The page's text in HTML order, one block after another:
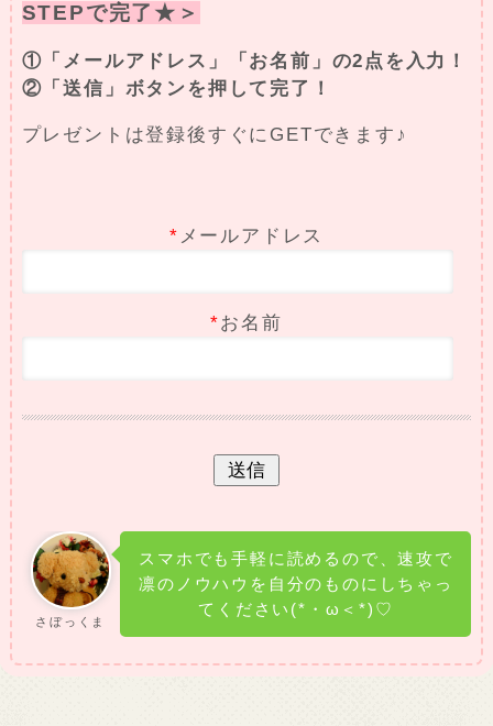
STEPで完了★＞
①「メールアドレス」「お名前」の2点を入力！
②「送信」ボタンを押して完了！
プレゼントは登録後すぐにGETできます♪
* メールアドレス
*お名前
さぼっくま
スマホでも手軽に読めるので、速攻で
凛のノウハウを自分のものにしちゃっ
てください(*・ω＜*)♡